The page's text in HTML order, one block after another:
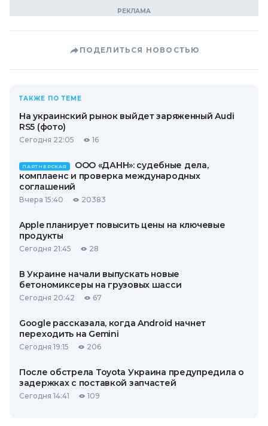
ПОДЕЛИТЬСЯ НОВОСТЬЮ
ТАКЖЕ ПО ТЕМЕ
На украинский рынок выйдет заряженный Audi
RS5 (фото)
Сегодня 22:05 16
ПАРТНЕРСКАЯ
ООО «ДАНН»: судебные дела,
комплаенс и проверка международных
соглашений
Вчера 15:40 20383
Apple планирует повысить цены на ключевые
продукты
Сегодня 21:45 28
В Украине начали выпускать новые
бетономиксеры на грузовых шасси
Сегодня 20:42 67
Google рассказала, когда Android начнет
переходить на Gemini
Сегодня 19:15 206
После обстрела Toyota Украина предупредила о
задержках с поставкой запчастей
Сегодня 14:41 109